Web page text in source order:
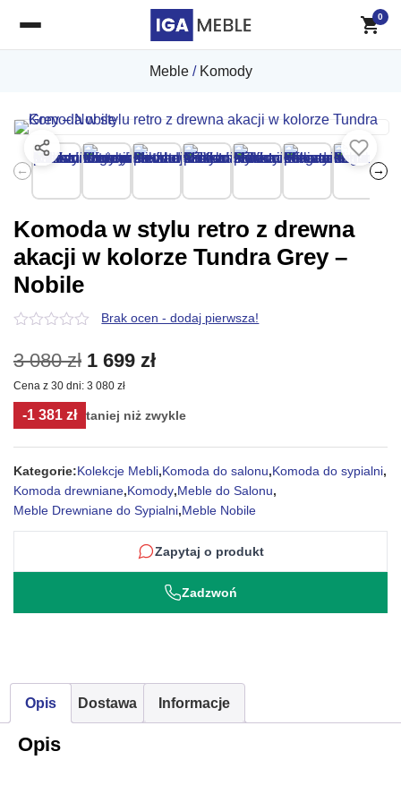
Meble/ Komody
← →
Komoda w stylu retro z drewna
akacji w kolorze Tundra Grey –
Nobile
z
5
Brak ocen - dodaj pierwsza!
3 080zł Pierwotna
cena
wynosiła:
080 zł.
1 699 złAktualna
wynosi:
699 zł.
Cena z 30 dni: 3 080 zł
-1 381 zł taniej niż zwykle
Kategorie:Kolekcje Mebli,Komoda do salonu,Komoda do sypialni,
Komoda drewniane,Komody,Meble do Salonu,
Meble Drewniane do Sypialni,Meble Nobile
Zapytaj o produkt
Zadzwoń
Opis Dostawa Informacje
Opis
0